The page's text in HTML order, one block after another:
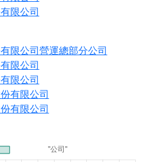
限公司
限公司營運總部分公司
限公司
限公司
有限公司
有限公司